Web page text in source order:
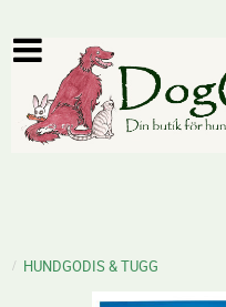
HUNDGODIS & TUGG